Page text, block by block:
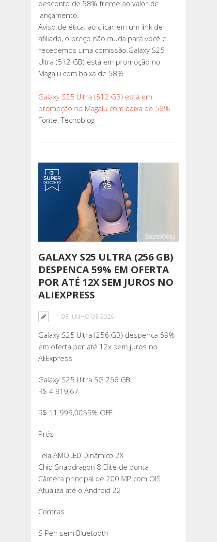
desconto de 58% frente ao valor de
lançamento.
Aviso de ética: ao clicar em um link de
afiliado, o preço não muda para você e
recebemos uma comissão.Galaxy S25
Ultra (512 GB) está em promoção no
Magalu com baixa de 58%
Galaxy S25 Ultra (512 GB) está em
promoção no Magalu com baixa de 58%
Fonte: Tecnoblog
GALAXY S25 ULTRA (256 GB)
DESPENCA 59% EM OFERTA
POR ATÉ 12X SEM JUROS NO
ALIEXPRESS
1 DE JUNHO DE 2026
Galaxy S25 Ultra (256 GB) despenca 59%
em oferta por até 12x sem juros no
AliExpress
Galaxy S25 Ultra 5G 256 GB
R$ 4.919,67
R$ 11.999,0059% OFF
Prós
Tela AMOLED Dinâmico 2X
Chip Snapdragon 8 Elite de ponta
Câmera principal de 200 MP com OIS
Atualiza até o Android 22
Contras
S Pen sem Bluetooth